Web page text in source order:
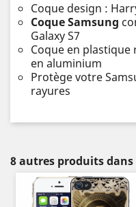
Coque design :
Coque Samsung
Galaxy S7
Coque en
en aluminium
Protège votre
rayures
8 autres produits